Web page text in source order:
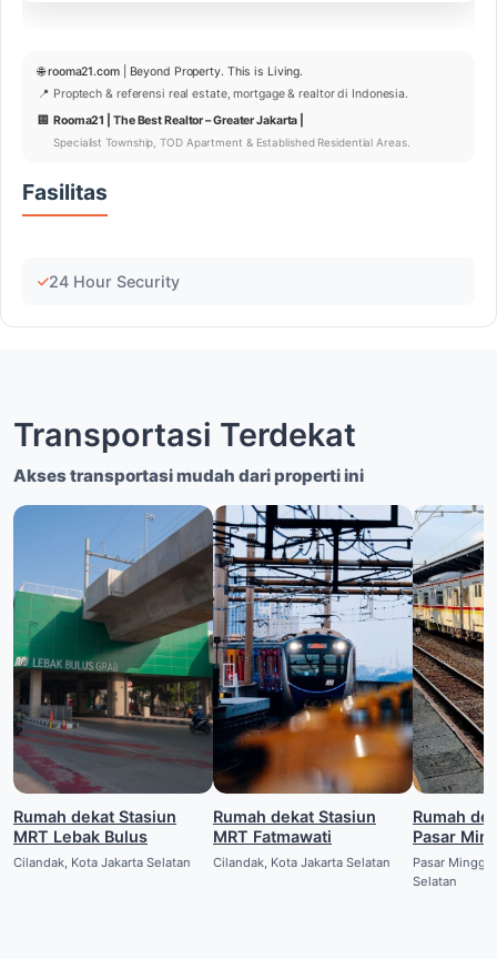
🌐rooma21.com| Beyond Property. This is Living.
📍 Proptech & referensi real estate, mortgage & realtor di Indonesia.
🏢 Rooma21 | The Best Realtor – Greater Jakarta |
Specialist Township, TOD Apartment & Established Residential Areas.
Fasilitas
24 Hour Security
Transportasi Terdekat
Akses transportasi mudah dari properti ini
Rumah dekat Stasiun
MRT Lebak Bulus
Cilandak, Kota Jakarta Selatan
Rumah dekat Stasiun
MRT Fatmawati
Cilandak, Kota Jakarta Selatan
Rumah dekat
Pasar
Pasar
Selatan